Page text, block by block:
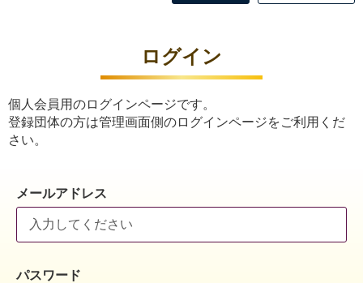
ログイン
個人会員用のログインページです。
登録団体の方は管理画面側のログインページをご利用くだ
さい。
メールアドレス
パスワード